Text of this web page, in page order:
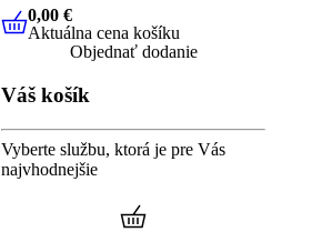
0,00 €Aktuálna cena košíku
0,00 €
Aktuálna cena košíku
Objednať dodanie
Váš košík
Vyberte službu, ktorá je pre Vás
najvhodnejšie